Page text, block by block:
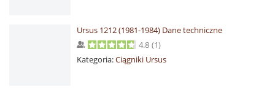
Ursus 1212 (1981-1984) Dane techniczne
4.8 (1)
Kategoria:Ciągniki Ursus